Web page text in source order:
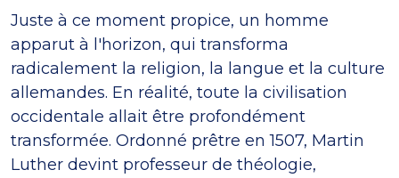
Juste à ce moment propice, un homme
apparut à l'horizon, qui transforma
radicalement la religion, la langue et la culture
allemandes. En réalité, toute la civilisation
occidentale allait être profondément
transformée. Ordonné prêtre en 1507, Martin
Luther devint professeur de théologie,